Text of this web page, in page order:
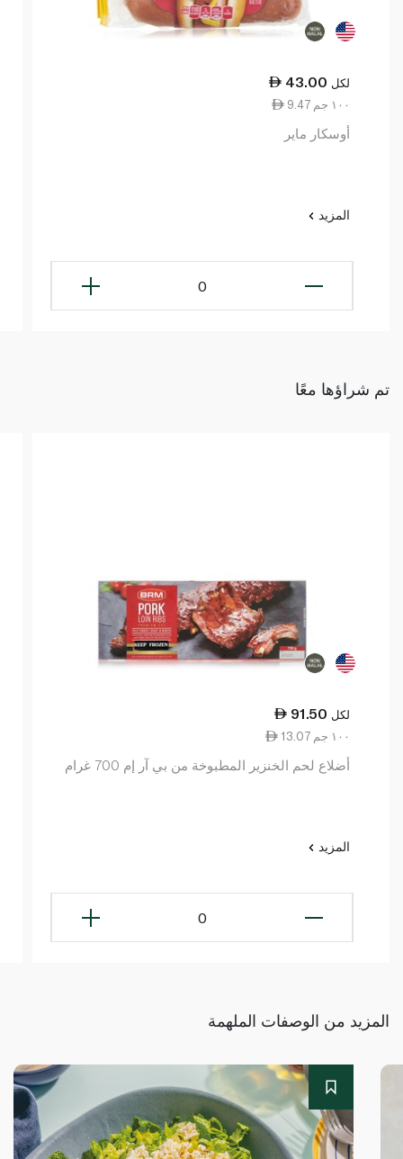
43.00 لكل
9.47 ١٠٠ جم
أوسكار ماير
المزيد
0
تم شراؤها معًا
91.50 لكل
13.07 ١٠٠ جم
أضلاع لحم الخنزير المطبوخة من بي آر إم 700 غرام
المزيد
0
المزيد من الوصفات الملهمة